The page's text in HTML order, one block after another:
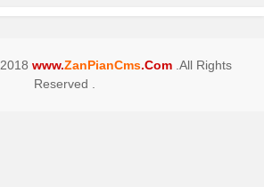
www.ZanPianCms.Com .All Rights
Reserved .